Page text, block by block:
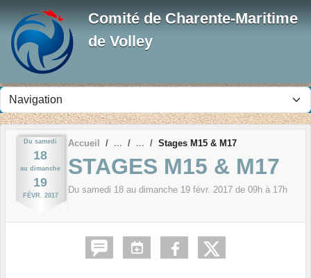
Comité de Charente-Maritime
de Volley
Du samedi
18
au dimanche
19
FÉVR. 2017
Accueil Stages M15 & M17
STAGES M15 & M17
Du samedi 18 au dimanche 19 févr. 2017 de 09h à 17h
Panneau de gestion des cookies